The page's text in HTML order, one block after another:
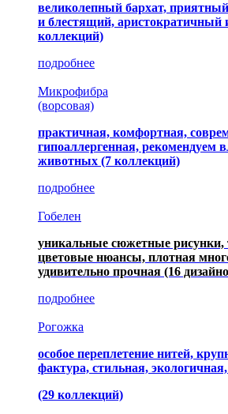
великолепный бархат,
и блестящий, аристократичный
коллекций)
подробнее
Микрофибра
(ворсовая)
практичная, комфортная,
гипоаллергенная, рекомендуем
животных (7 коллекций)
подробнее
Гобелен
уникальные сюжетные рисунки,
цветовые нюансы, плотная
удивительно прочная (16
подробнее
Рогожка
особое переплетение нитей,
фактура, стильная,
(29 коллекций)